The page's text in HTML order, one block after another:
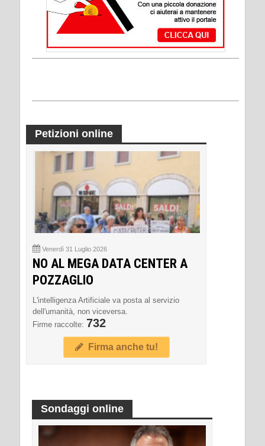
Petizioni online
Venerdì 31 Luglio 2026
NO AL MEGA DATA CENTER A
POZZAGLIO
L'intelligenza Artificiale va posta al servizio
dell'umanità, non viceversa.
Firme raccolte: 732
Firma anche tu!
Sondaggi online